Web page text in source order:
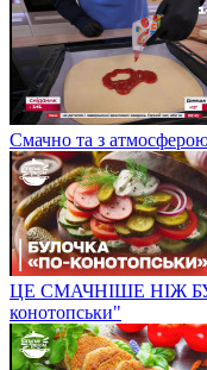
Смачно та з
ЦЕ СМАЧНІШЕ НІЖ
конотопськи"